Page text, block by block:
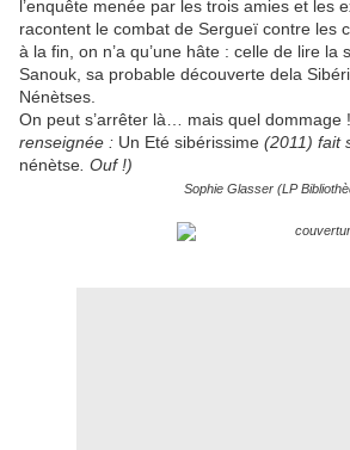
l’enquête menée par les trois amies et les
racontent le combat de Sergueï contre les
à la fin, on n’a qu’une hâte : celle de lire la
Sanouk, sa probable découverte dela
Nénètses.
On peut s’arrêter là… mais quel dommage !
renseignée : Un Eté sibérissime (2011) fait
nénètse . Ouf !)
Sophie Glasser (LP